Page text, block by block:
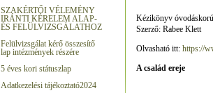
SZAKÉRTŐI VÉLEMÉNY
IRÁNTI KÉRELEM ALAP-
ÉS FELÜLVIZSGÁLATHOZ
Felülvizsgálat kérő összesítő
lap intézmények részére
5 éves kori státuszlap
Adatkezelési tájékoztató2024
Kézikönyv
Szerző: Rabee Klett
Olvasható itt: https://
A család ereje